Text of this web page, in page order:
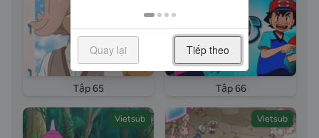
long tieng pokemon sun moon tap 10 vietsub Lieu co
the kich hoat Tuyet ky Z Thach chien Dai thu thach
vietsub long tieng long tieng Pokemon Sun And
Moon phan tap 10 long tieng Pokemon Sun And
Moon phan tap pokemon sun moon tap 10 vietsub
Lieu co the kich hoat Tuyet ky Z Thach chien Dai thu
thach vietsub long tieng episode 10 Pokemon
episode full Buu Boi Than Ky episode full Pokemon
Tập 65 Tập 66
Vietsub Vietsub
Quay lại Tiếp theo